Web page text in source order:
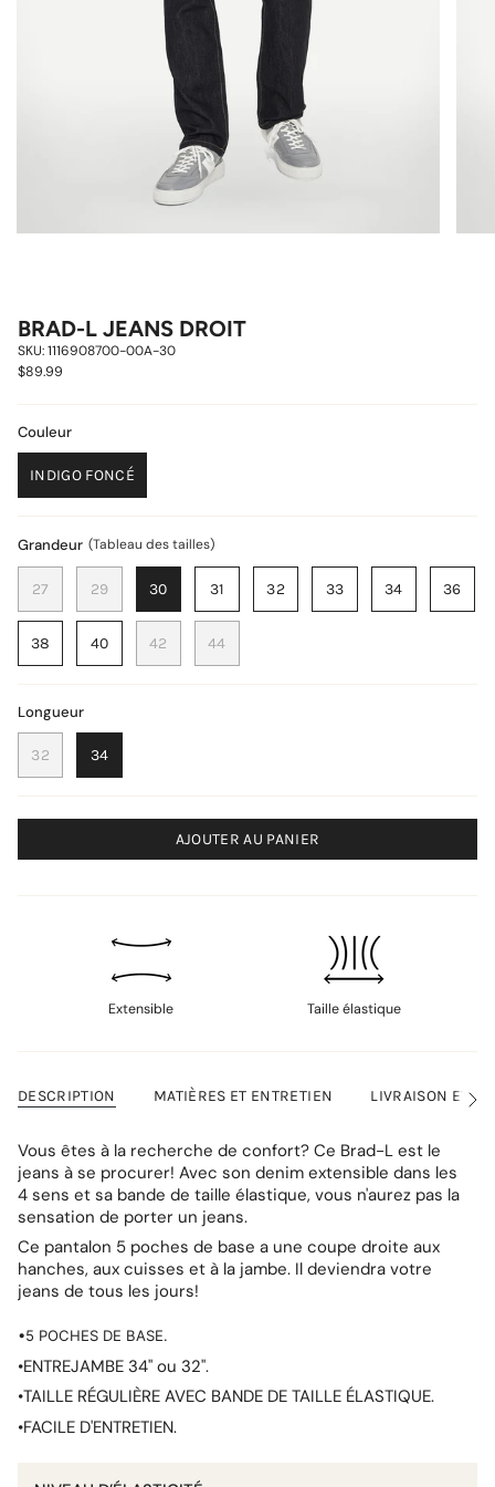
BRAD-L JEANS DROIT
SKU: 1116908700-00A-30
$89.99
Couleur
INDIGO FONCÉ
Grandeur Tableau des tailles
27 29 30 31 32 33 34 36
38 40 42 44
Longueur
32 34
AJOUTER AU PANIER
Extensible Taille élastique
DESCRIPTION MATIÈRES ET ENTRETIEN LIVRAISON ETVoir
Vous êtes à la recherche de confort? Ce Brad-L est le
jeans à se procurer! Avec son denim extensible dans les
4 sens et sa bande de taille élastique, vous n'aurez pas la
sensation de porter un jeans.
Ce pantalon 5 poches de base a une coupe droite aux
hanches, aux cuisses et à la jambe. Il deviendra votre
jeans de tous les jours!
•5 POCHES DE BASE.
•ENTREJAMBE 34" ou 32".
•TAILLE RÉGULIÈRE AVEC BANDE DE TAILLE ÉLASTIQUE.
•FACILE D'ENTRETIEN.